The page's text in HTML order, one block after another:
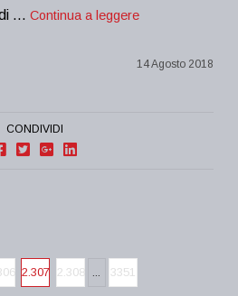
… Continua a leggere
14 Agosto 2018
CONDIVIDI
2.307 2.308 ... 3351